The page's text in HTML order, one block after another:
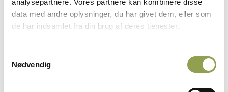
analysepartnere. Vores partnere kan kombinere disse
data med andre oplysninger, du har givet dem, eller som
de har indsamlet fra din brug af deres tjenester.
Nødvendig
mellemgulvet ind til bughulen. Brysthulen
opdeles af brystskillevæggen i en højre og en
samt kar og nerver til og fra bughulen løber i